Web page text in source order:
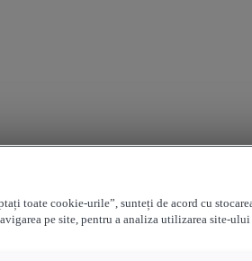
toate cookie-urile”, sunteți de acord cu
pe site, pentru a analiza utilizarea site-